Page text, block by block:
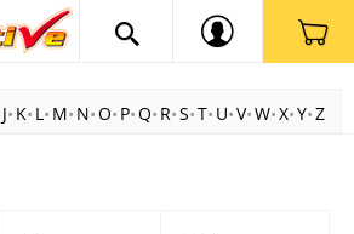
J K L M N O P Q R S T U V W X Y Z